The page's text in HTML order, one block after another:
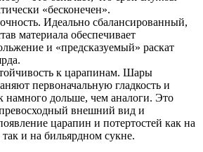
«бесконечен».
Идеально сбалансированный,
материала обеспечивает
и «предсказуемый» раскат
к царапинам. Шары
первоначальную гладкость и
намного дольше, чем аналоги. Это
внешний вид и
царапин и потертостей как на
и на бильярдном сукне.